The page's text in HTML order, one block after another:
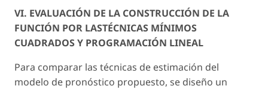
VI. EVALUACIÓN DE LA CONSTRUCCIÓN DE LA
FUNCIÓN POR LASTÉCNICAS MÍNIMOS
CUADRADOS Y PROGRAMACIÓN LINEAL
Para comparar las técnicas de estimación del
modelo de pronóstico propuesto, se diseño un